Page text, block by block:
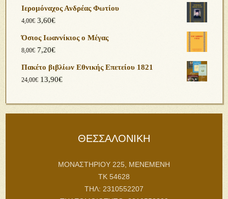
Ιερομόναχος Ανδρέας Φωτίου
4,00€ 3,60€
Όσιος Ιωαννίκιος ο Μέγας
8,00€ 7,20€
Πακέτο βιβλίων Εθνικής Επετείου 1821
24,00€ 13,90€
ΘΕΣΣΑΛΟΝΙΚΗ
ΜΟΝΑΣΤΗΡΙΟΥ 225, ΜΕΝΕΜΕΝΗ
ΤΚ 54628
ΤΗΛ: 2310552207